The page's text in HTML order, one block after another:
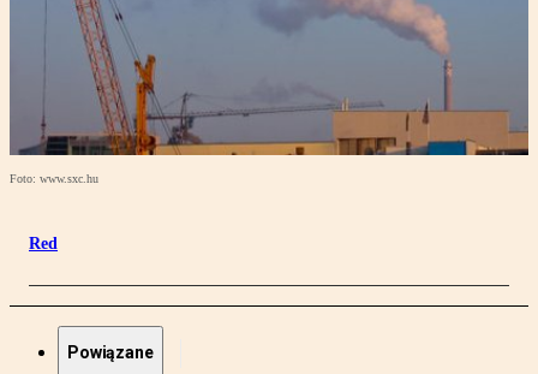
Foto: www.sxc.hu
Red
Powiązane